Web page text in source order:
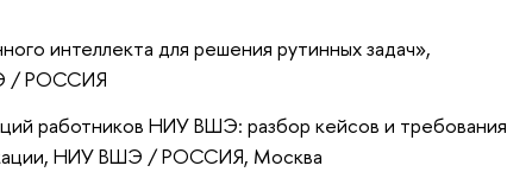
интеллекта для решения рутинных задач»,
/ РОССИЯ
работников НИУ ВШЭ: разбор кейсов и требования
, НИУ ВШЭ / РОССИЯ, Москва